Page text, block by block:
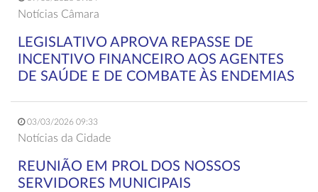
Notícias Câmara
LEGISLATIVO APROVA REPASSE DE
INCENTIVO FINANCEIRO AOS AGENTES
DE SAÚDE E DE COMBATE ÀS ENDEMIAS
03/03/2026 09:33
Notícias da Cidade
REUNIÃO EM PROL DOS NOSSOS
SERVIDORES MUNICIPAIS